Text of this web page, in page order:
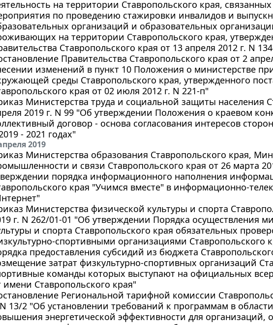
на территории Ставропольского края,
по проведению стажировки инвалидов и
организаций и образовательных
на территории Ставропольского края,
Ставропольского края от 13 апреля 2012 г. N
Правительства Ставропольского края от 2
изменений в пункт 10 Положения о министерстве
среды Ставропольского края, утвержденного
края от 02 июля 2012 г. N 221-п"
Министерства труда и социальной защиты населения
2019 г. N 99 "Об утверждении Положения о краевом
договор - основа согласования интересов
- 2021 годах"
2019
Министерства образования Ставропольского края,
и связи Ставропольского края от 26 марта
порядка информационного наполнения
края "Учимся вместе" в информационно-
Министерства физической культуры и спорта
г. N 262/01-01 "Об утверждении Порядка осуществления
и спорта Ставропольского края обязательных
спортивными организациями Ставропольского
предоставления субсидий из бюджета
затрат физкультурно-спортивных организаций
команды которых выступают на официальных
имени Ставропольского края"
Региональной тарифной комиссии
13/2 "Об установлении требований к программам в
энергетической эффективности для организаций,